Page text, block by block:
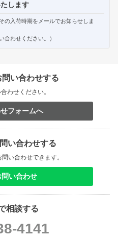
します
の入荷時期をメールでお知らせしま
合わせください。）
問い合わせする
わせください。
フォームへ
い合わせする
い合わせできます。
い合わせ
相談する
4141